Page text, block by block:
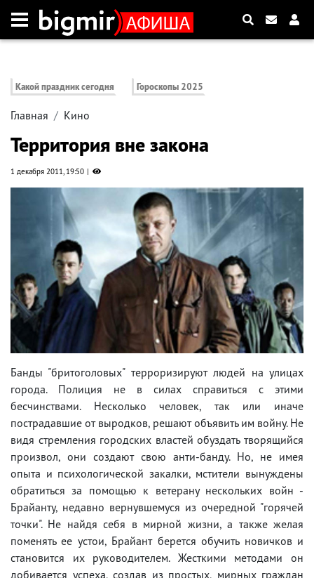
Какой праздник сегодня Гороскопы 2025
Главная Кино
Территория вне закона
1 декабря 2011, 19:50
Банды "бритоголовых" терроризируют людей на улицах
города. Полиция не в силах справиться с этими
бесчинствами. Несколько человек, так или иначе
пострадавшие от выродков, решают объявить им войну. Не
видя стремления городских властей обуздать творящийся
произвол, они создают свою анти-банду. Но, не имея
опыта и психологической закалки, мстители вынуждены
обратиться за помощью к ветерану нескольких войн -
Брайанту, недавно вернувшемуся из очередной "горячей
точки". Не найдя себя в мирной жизни, а также желая
поменять ее устои, Брайант берется обучить новичков и
становится их руководителем. Жесткими методами он
добивается успеха, создав из простых, мирных граждан